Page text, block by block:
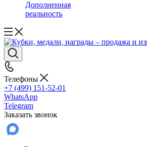
Дополненная
реальность
Телефоны
+7 (499) 151-52-01
WhatsApp
Telegram
Заказать звонок